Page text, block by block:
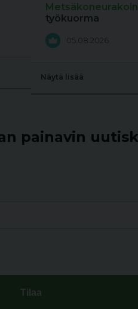
työkuorma
05.08.2026
Näytä lisää
painavin